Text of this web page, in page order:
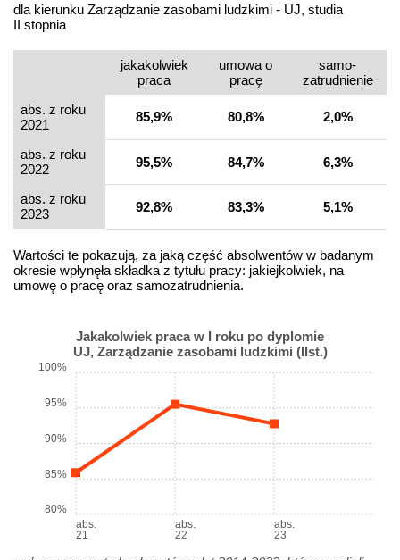
dla kierunku Zarządzanie zasobami ludzkimi - UJ, studia
II stopnia
jakakolwiek
praca
umowa o
pracę
samo­
zatrudnienie
abs. z roku
2021
85,9% 80,8% 2,0%
abs. z roku
2022
95,5% 84,7% 6,3%
abs. z roku
2023
92,8% 83,3% 5,1%
Wartości te pokazują, za jaką część absolwentów w badanym
okresie wpłynęła składka z tytułu pracy: jakiejkolwiek, na
umowę o pracę oraz samozatrudnienia.
Jakakolwiek praca w I roku po dyplomie
UJ, Zarządzanie zasobami ludzkimi (IIst.)
abs.
21
abs.
22
abs.
23
80%
85%
90%
95%
100%